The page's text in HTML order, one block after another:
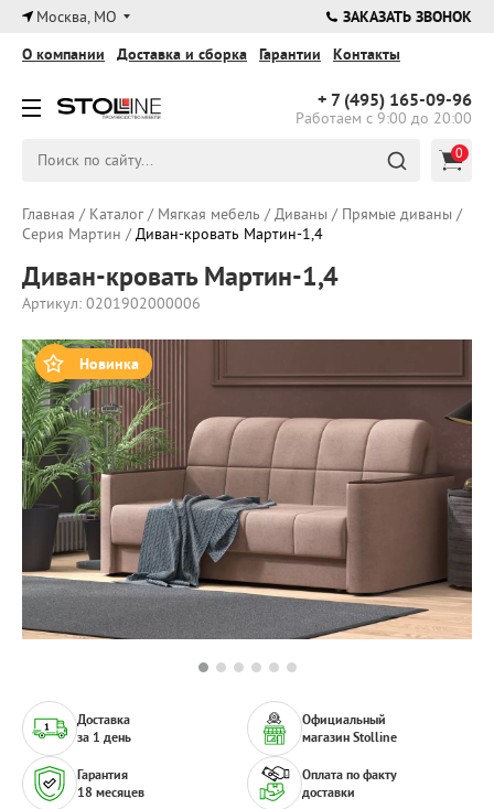
×
Москва, МО ЗАКАЗАТЬ ЗВОНОК
+ 7 (495) 165-09-96
Работаем с 9:00 до 20:00
О компании Доставка и сборка Гарантии Контакты
0
Главная / Каталог/ Мягкая мебель /Диваны / Прямые диваны /
Серия Мартин /Диван-кровать Мартин-1,4
Диван-кровать Мартин-1,4
Артикул: 0201902000006
Новинка
Доставка
за 1 день
Гарантия
18 месяцев
Официальный
магазин Stolline
Оплата по факту
доставки